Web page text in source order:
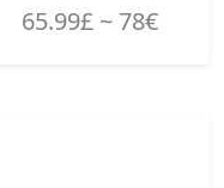
65.99£ ~ 78€